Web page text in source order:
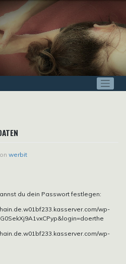
werbit
du dein Passwort festlegen:
wp-
wp-